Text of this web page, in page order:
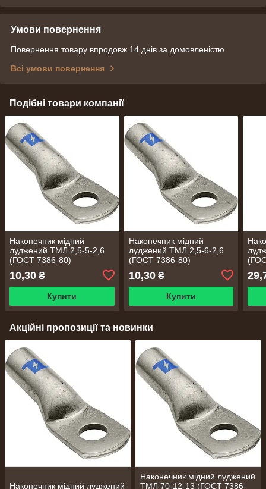
Умови повернення
Повернення товару впродовж 14 днів за домовленістю
Всі умови повернення
Подібні товари компанії
Наконечник мідний
луджений ТМЛ 2,5-5-2,6
(ГОСТ 7386-80)
10,30 ₴
Купити
Наконечник мідний
луджений ТМЛ 2,5-6-2,6
(ГОСТ 7386-80)
10,30₴
Купити
Акційні пропозиції та новинки
Наконечник мідний луджений
Наконечник мідний луджений
ТМЛ 70-12-13 (ГОСТ 7386-